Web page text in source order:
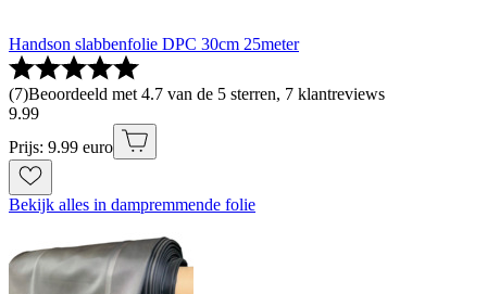
Handson slabbenfolie DPC 30cm 25meter
(7)Beoordeeld met 4.7 van de 5 sterren, 7 klantreviews
9.99
Prijs: 9.99 euro
Bekijk alles in dampremmende folie